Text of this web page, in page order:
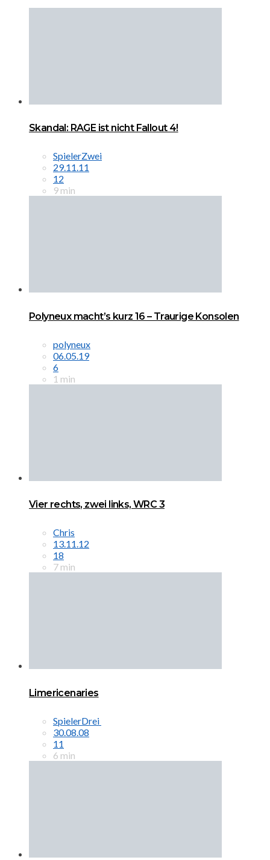
Skandal: RAGE ist nicht Fallout 4!
SpielerZwei
29.11.11
12
9 min
Polyneux macht’s kurz 16 – Traurige Konsolen
polyneux
06.05.19
6
1 min
Vier rechts, zwei links, WRC 3
Chris
13.11.12
18
7 min
Limericenaries
SpielerDrei
30.08.08
11
6 min